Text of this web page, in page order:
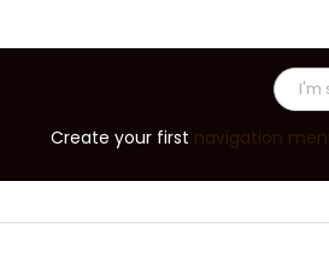
Create your first navigation